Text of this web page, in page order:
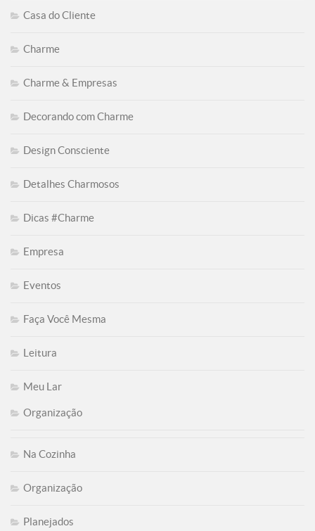
Casa do Cliente
Charme
Charme & Empresas
Decorando com Charme
Design Consciente
Detalhes Charmosos
Dicas #Charme
Empresa
Eventos
Faça Você Mesma
Leitura
Meu Lar
Organização
Na Cozinha
Organização
Planejados